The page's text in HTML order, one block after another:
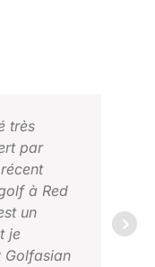
très
par
à Red
un
je
Golfasian